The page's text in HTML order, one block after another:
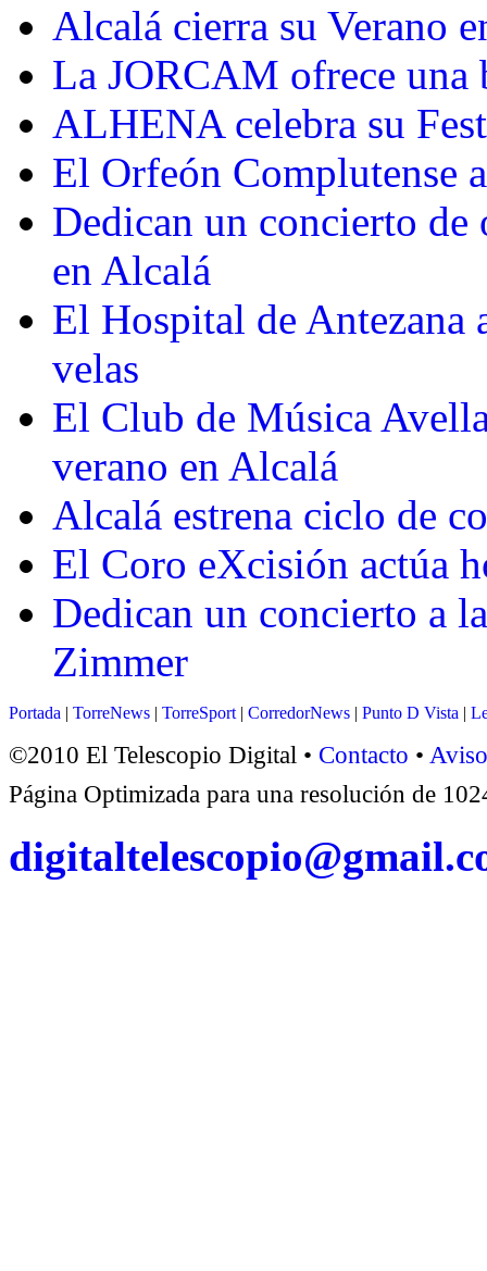
Alcalá cierra su Verano
La JORCAM ofrece una
ALHENA celebra su
El Orfeón Complutense
Dedican un concierto de
en Alcalá
El Hospital de Antezana
velas
El Club de Música
verano en Alcalá
Alcalá estrena ciclo de
El Coro eXcisión actúa
Dedican un concierto a
Zimmer
Portada | TorreNews | TorreSport | CorredorNews | Punto D Vista |
©2010 El Telescopio Digital • Contacto •
Página Optimizada para una resolución de